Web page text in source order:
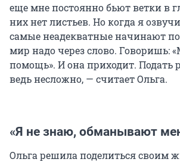
еще мне постоянно бьют ветки в
них нет листьев. Но когда я
самые неадекватные начинают
мир надо через слово. Говоришь:
помощь». И она приходит. Подать
ведь несложно, — считает Ольга.
«Я не знаю, обманывают
Ольга решила поделиться своим